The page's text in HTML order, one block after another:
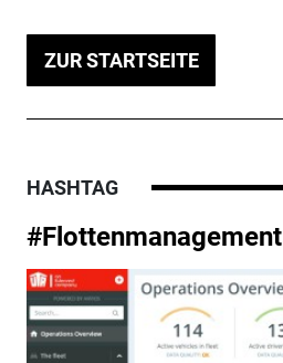
ZUR STARTSEITE
HASHTAG
#Flottenmanagement